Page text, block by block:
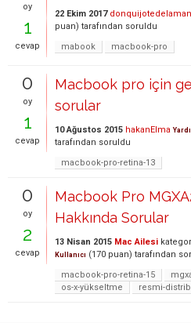
oy
1
cevap
22 Ekim 2017
puan) tarafından soruldu
mabook
macbook-pro
0
oy
1
cevap
Macbook pro için
sorular
10 Ağustos 2015 hakanElma
tarafından soruldu
macbook-pro-retina-13
0
oy
2
cevap
Macbook Pro
Hakkında Sorular
13 Nisan 2015 Mac Ailesi
Kullanıcı (170 puan) tarafından
macbook-pro-retina-15
os-x-yükseltme
resmi-